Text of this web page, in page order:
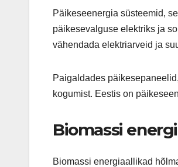
Päikeseenergia süsteemid,
päikesevalguse elektriks ja
vähendada elektriarveid ja
Paigaldades
kogumist. Eestis on
Biomassi
Biomassi energiaallikad